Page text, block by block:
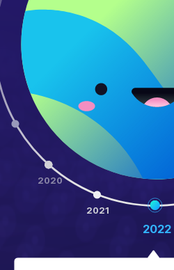
2020
2021
2022